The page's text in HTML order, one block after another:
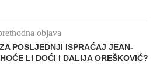
objava
POSLJEDNJI ISPRAĆAJ JEAN-
LI DOĆI I DALIJA OREŠKOVIĆ?